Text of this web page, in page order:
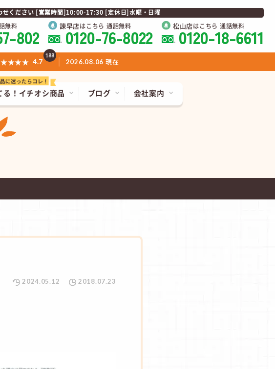
せください [営業時間]10:00-17:30 [定休日]水曜・日曜
無料802 諫早店はこちら 通話無料
0120-76-8022 松山店はこちら 通話無料
0120-18-6611
！ イチオシ商品 ブログ 会社案内
4.7
188
2026.08.06 現在
2024.05.12 2018.07.23